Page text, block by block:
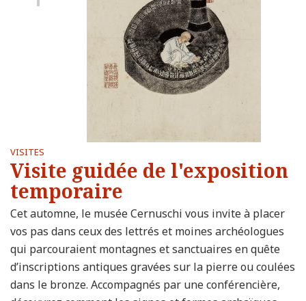
Facebook
VISITES
Visite guidée de l'exposition
temporaire
Cet automne, le musée Cernuschi vous invite à placer
vos pas dans ceux des lettrés et moines archéologues
qui parcouraient montagnes et sanctuaires en quête
d’inscriptions antiques gravées sur la pierre ou coulées
dans le bronze. Accompagnés par une conférencière,